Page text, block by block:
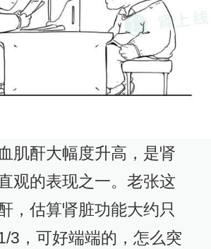
肌酐大幅度升高，是肾
观的表现之一。老张这
，估算肾脏功能大约只
3，可好端端的，怎么突